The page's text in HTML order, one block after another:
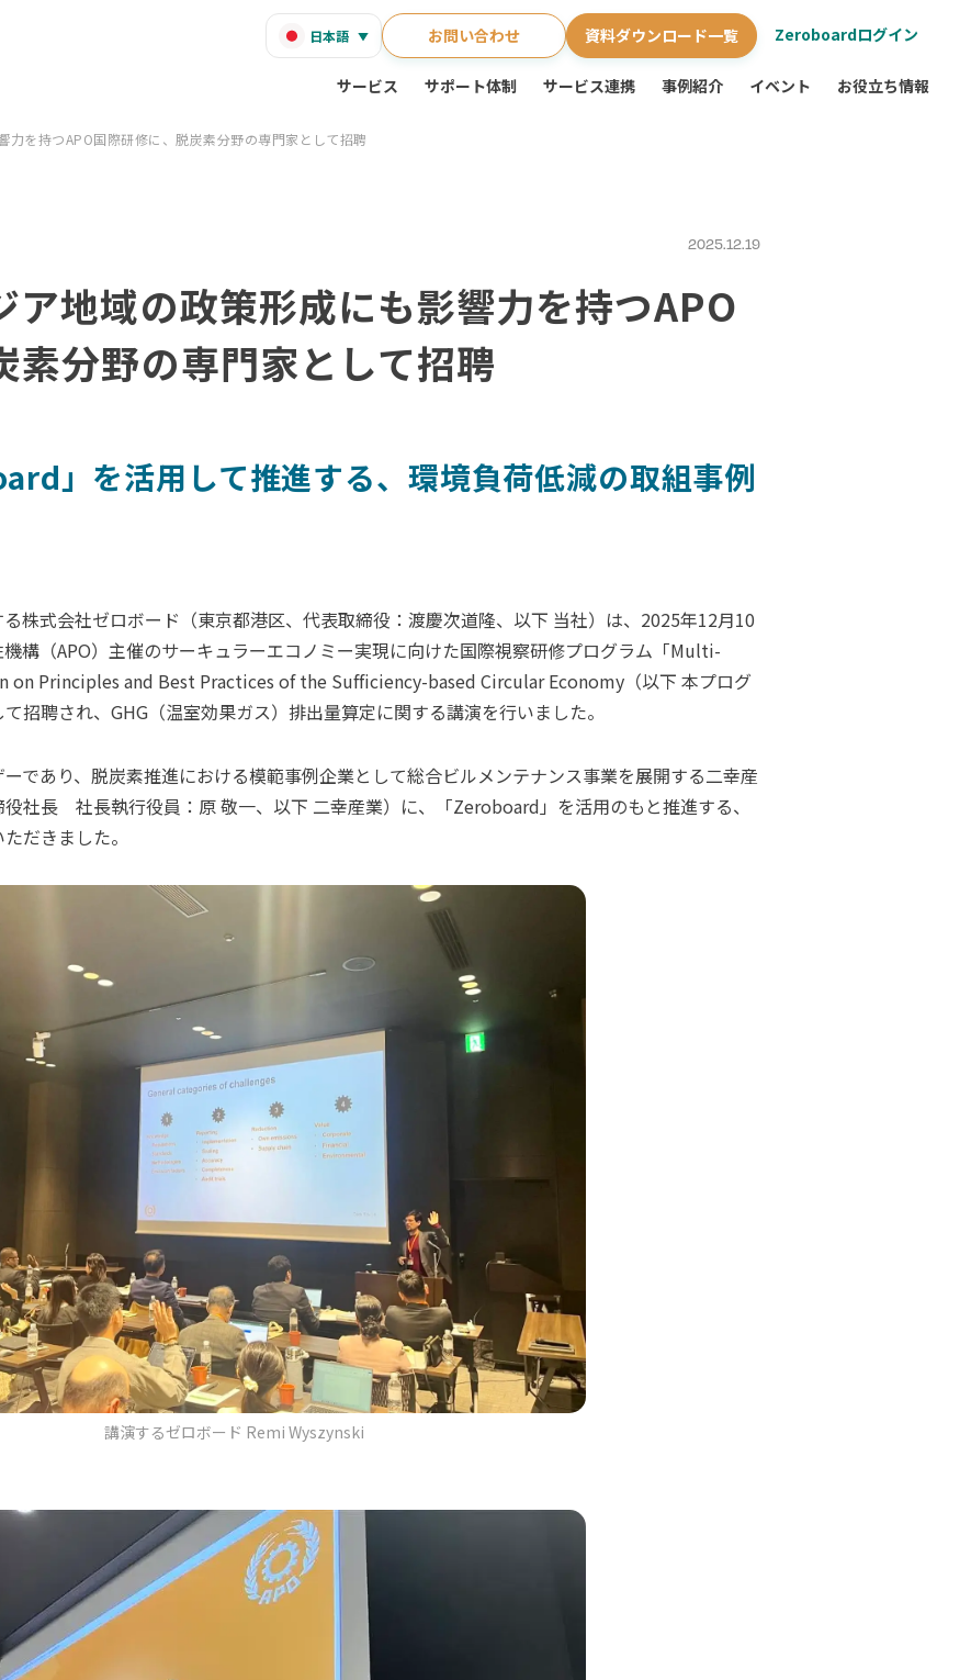
サービス サポート体制 サービス連携 事例紹介 イベント お役立ち情報
日本語 お問い合わせ 資料ダウンロード一覧 Zeroboardログイン
力を持つAPO国際研修に、脱炭素分野の専門家として招聘
2025.12.19
ア地域の政策形成にも影響力を持つAPO
素分野の専門家として招聘
」を活用して推進する、環境負荷低減の取組事例
株式会社ゼロボード（東京都港区、代表取締役：渡慶次道隆、以下 当社）は、2025年12月10
構（APO）主催のサーキュラーエコノミー実現に向けた国際視察研修プログラム「Multi-
Principles and Best Practices of the Sufficiency-based Circular Economy（以下 本プログ
招聘され、GHG（温室効果ガス）排出量算定に関する講演を行いました。
であり、脱炭素推進における模範事例企業として総合ビルメンテナンス事業を展開する二幸産
社長 社長執行役員：原 敬一、以下 二幸産業）に、「Zeroboard」を活用のもと推進する、
だきました。
講演するゼロボード Remi Wyszynski